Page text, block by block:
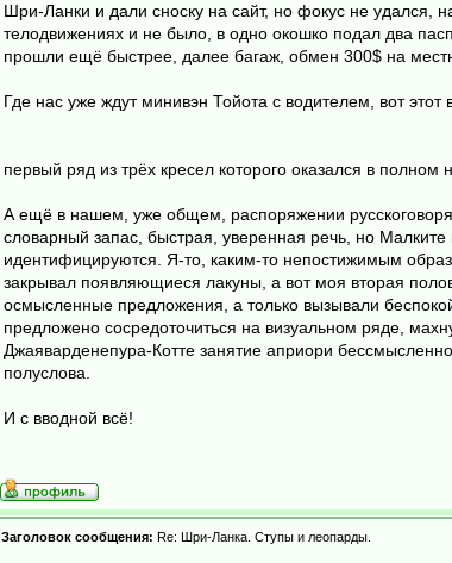
Шри-Ланки и дали сноску на сайт, но фокус не удался,
телодвижениях и не было, в одно окошко подал два
прошли ещё быстрее, далее багаж, обмен 300$ на
Где нас уже ждут минивэн Тойота с водителем, вот этот
первый ряд из трёх кресел которого оказался в
А ещё в нашем, уже общем, распоряжении
словарный запас, быстрая, уверенная речь, но
идентифицируются. Я-то, каким-то непостижимым
закрывал появляющиеся лакуны, а вот моя вторая
осмысленные предложения, а только вызывали
предложено сосредоточиться на визуальном ряде,
Джаяварденепура-Котте занятие априори
полуслова.
И с вводной всё!
Заголовок сообщения: Re: Шри-Ланка. Ступы и леопарды.